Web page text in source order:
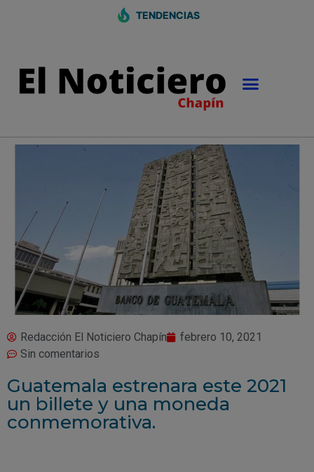
TENDENCIAS
Redacción El Noticiero Chapín
febrero 10, 2021
Sin comentarios
Guatemala estrenara este 2021
un billete y una moneda
conmemorativa.